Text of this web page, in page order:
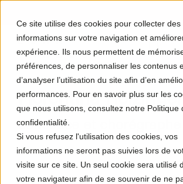
Ce site utilise des cookies pour collecter des
informations sur votre navigation et
expérience. Ils nous permettent de
préférences, de personnaliser les contenus
d’analyser l’utilisation du site afin d’en
performances. Pour en savoir plus sur les
que nous utilisons, consultez notre Politique
confidentialité.
Si vous refusez l'utilisation des cookies, vos
informations ne seront pas suivies lors de
visite sur ce site. Un seul cookie sera utilisé
votre navigateur afin de se souvenir de ne
Florentina Holzinger
danseuse et chorégraphe